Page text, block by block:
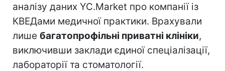
аналізу даних YC.Market про компанії із
КВЕДами медичної практики. Врахували
лише багатопрофільні приватні клініки,
виключивши заклади єдиної спеціалізації,
лабораторії та стоматології.